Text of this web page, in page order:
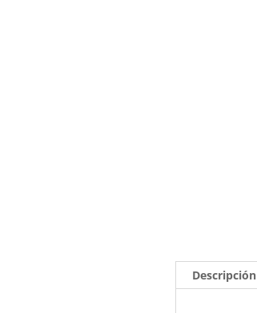
Descripción